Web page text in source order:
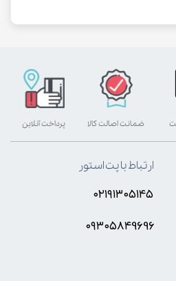
پرداخت آنلاین ضمانت اصالت کالا
ارتباط با پت استور
۰۲۱۹۱۳۰۵۱۴۵
۰۹۳۰۵8۴9696